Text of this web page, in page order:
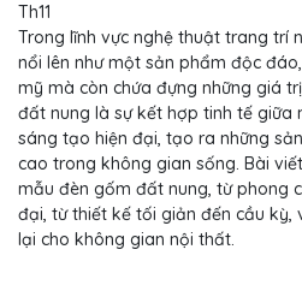
Th11
Trong lĩnh vực nghệ thuật trang trí
nổi lên như một sản phẩm độc
mỹ mà còn chứa đựng những giá
đất nung là sự kết hợp tinh tế giữa
sáng tạo hiện đại, tạo ra những
cao trong không gian sống. Bài
mẫu đèn gốm đất nung, từ phong
đại, từ thiết kế tối giản đến cầu kỳ,
lại cho không gian nội thất.